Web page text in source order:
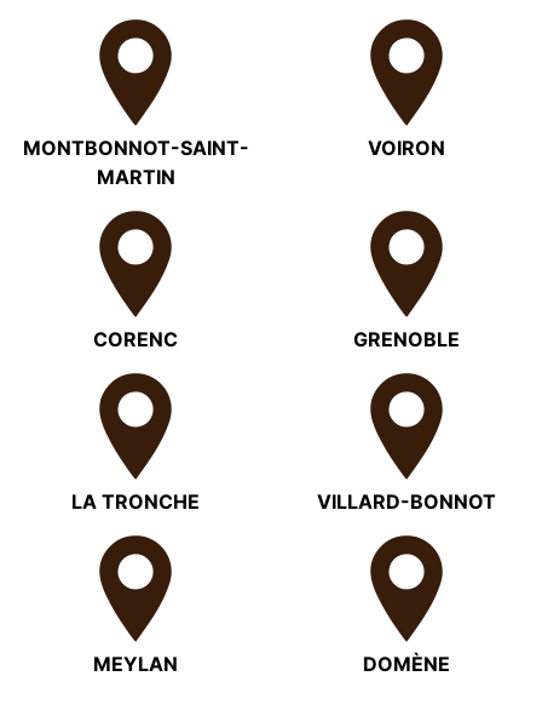
MONTBONNOT-SAINT-
MARTIN
VOIRON
CORENC GRENOBLE
LA TRONCHE VILLARD-BONNOT
MEYLAN DOMÈNE